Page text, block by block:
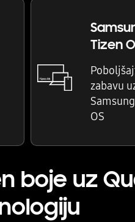
Tizen
zabavu
OS
boje uz